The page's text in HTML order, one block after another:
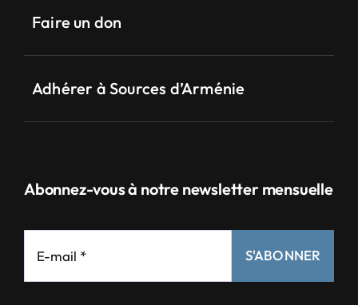
Faire un don
Adhérer à Sources d’Arménie
Abonnez-vous à notre newsletter mensuelle
S'ABONNER